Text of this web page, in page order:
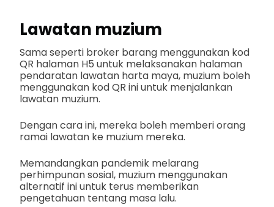
Lawatan muzium
Sama seperti broker barang menggunakan kod
QR halaman H5 untuk melaksanakan halaman
pendaratan lawatan harta maya, muzium boleh
menggunakan kod QR ini untuk menjalankan
lawatan muzium.
Dengan cara ini, mereka boleh memberi orang
ramai lawatan ke muzium mereka.
Memandangkan pandemik melarang
perhimpunan sosial, muzium menggunakan
alternatif ini untuk terus memberikan
pengetahuan tentang masa lalu.